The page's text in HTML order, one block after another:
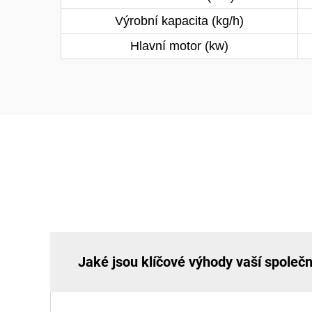
Výrobní kapacita (kg/h)
Hlavní motor (kw)
Jaké jsou klíčové výhody vaší